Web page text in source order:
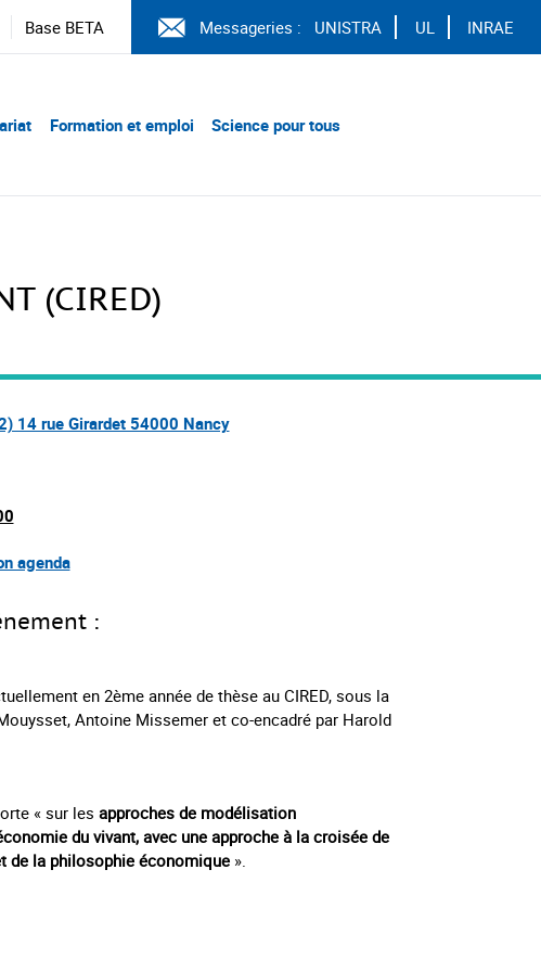
Base BETA Messageries : UNISTRA UL INRAE
Formation et emploi Science pour tous
(CIRED)
14 rue Girardet 54000 Nancy
agenda
:
en 2ème année de thèse au CIRED, sous la
Antoine Missemer et co-encadré par Harold
« sur les approches de modélisation
du vivant, avec une approche à la croisée de
de la philosophie économique ».